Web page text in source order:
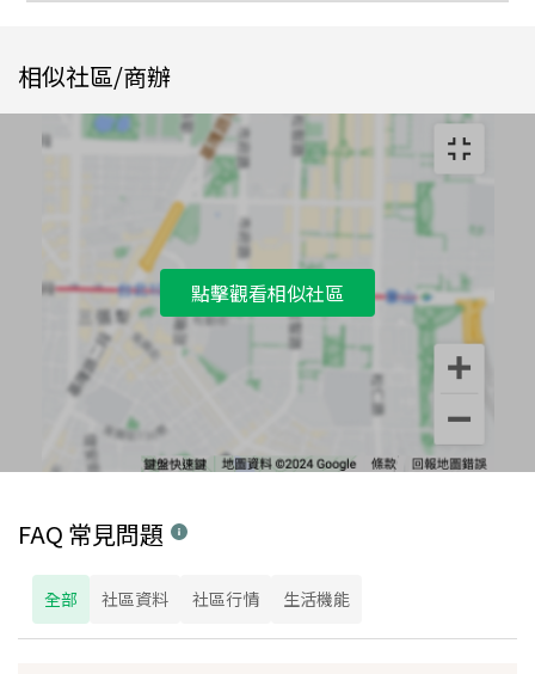
相似社區/商辦
點擊觀看相似社區
FAQ 常見問題
全部 社區資料 社區行情 生活機能